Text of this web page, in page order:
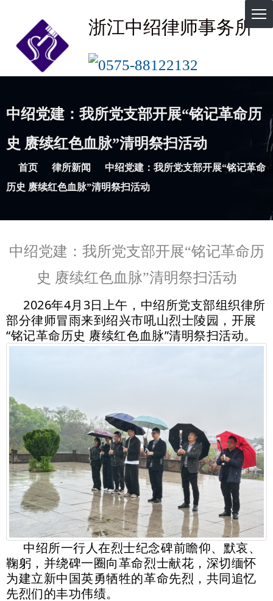
浙江中绍律师事务所
0575-88122132
中绍党建：我所党支部开展“铭记革命历
史 赓续红色血脉”清明祭扫活动
首页 律所新闻
中绍党建：我所党支部开展“铭记革命
历史 赓续红色血脉”清明祭扫活动
中绍党建：我所党支部开展“铭记革命历
史 赓续红色血脉”清明祭扫活动
2026年4月3日上午，中绍所党支部组织律所
部分律师冒雨来到绍兴市吼山烈士陵园，开展
“铭记革命历史 赓续红色血脉”清明祭扫活动。
中绍所一行人在烈士纪念碑前瞻仰、默哀、
鞠躬，并绕碑一圈向革命烈士献花，深切缅怀
为建立新中国英勇牺牲的革命先烈，共同追忆
先烈们的丰功伟绩。